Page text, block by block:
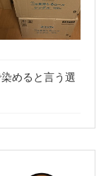
めると言う選